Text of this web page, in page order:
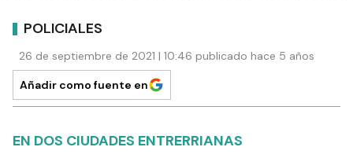
POLICIALES
26 de septiembre de 2021 | 10:46 publicado hace 5 años
Añadir como fuente en
EN DOS CIUDADES ENTRERRIANAS